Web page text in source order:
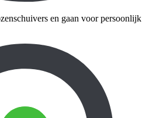
en gaan voor persoonlijk